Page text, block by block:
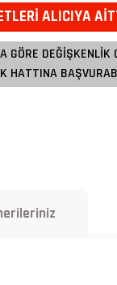
ALICIYA
GÖRE
HATTINA